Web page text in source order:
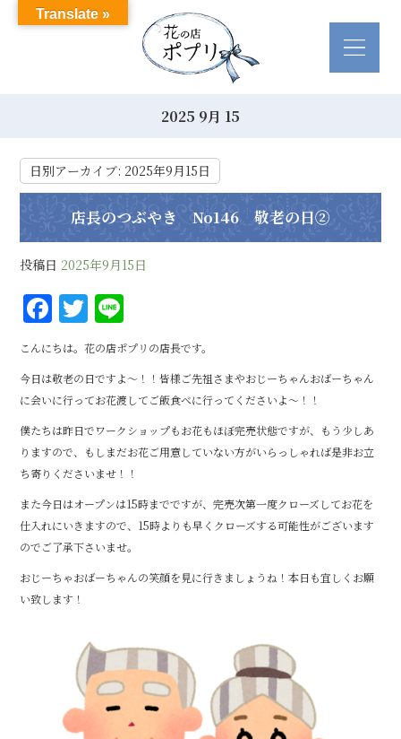
2025 9月 15
日別アーカイブ: 2025年9月15日
店長のつぶやき No146 敬老の日②
投稿日 2025年9月15日
F
a
c
e
b
o
o
k
T
w
it
te
r
n
e
こんにちは。花の店ポプリの店長です。
今日は敬老の日ですよ～！！皆様ご先祖さまやおじーちゃんおばーちゃん
に会いに行ってお花渡してご飯食べに行ってくださいよ～！！
僕たちは昨日でワークショップもお花もほぼ完売状態ですが、もう少しあ
りますので、もしまだお花ご用意していない方がいらっしゃれば是非お立
ち寄りくださいませ！！
また今日はオープンは15時までですが、完売次第一度クローズしてお花を
仕入れにいきますので、15時よりも早くクローズする可能性がございます
のでご了承下さいませ。
おじーちゃおばーちゃんの笑顔を見に行きましょうね！本日も宜しくお願
い致します！
Translate »